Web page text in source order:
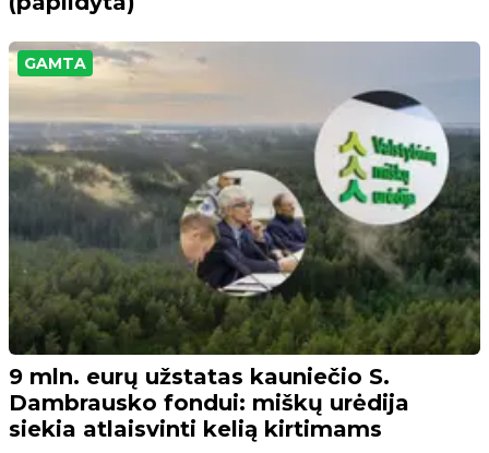
GAMTA
9 mln. eurų užstatas kauniečio S.
Dambrausko fondui: miškų urėdija
siekia atlaisvinti kelią kirtimams